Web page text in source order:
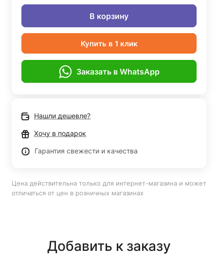
В корзину
Купить в 1 клик
Заказать в WhatsApp
Нашли дешевле?
Хочу в подарок
Гарантия свежести и качества
Цена действительна только для интернет-магазина и может
отличаться от цен в розничных магазинах
Добавить к заказу